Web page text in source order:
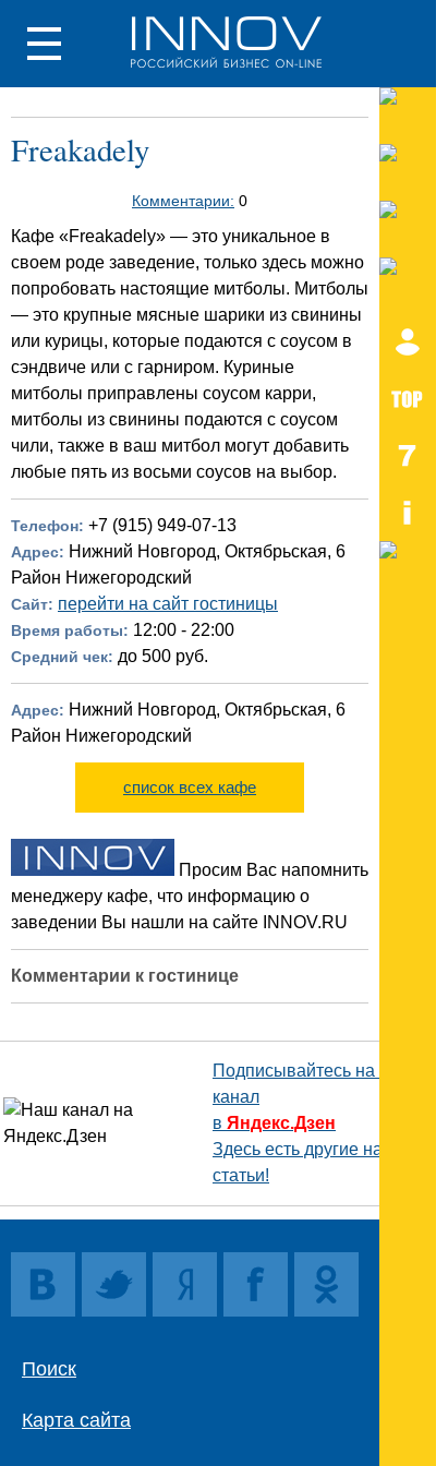
Freakadely
Комментарии: 0
Кафе «Freakadely» — это уникальное в
своем роде заведение, только здесь можно
попробовать настоящие митболы. Митболы
— это крупные мясные шарики из свинины
или курицы, которые подаются с соусом в
сэндвиче или с гарниром. Куриные
митболы приправлены соусом карри,
митболы из свинины подаются с соусом
чили, также в ваш митбол могут добавить
любые пять из восьми соусов на выбор.
Телефон: +7 (915) 949-07-13
Адрес: Нижний Новгород, Октябрьская, 6
Район Нижегородский
Сайт: перейти на сайт гостиницы
Время работы: 12:00 - 22:00
Средний чек: до 500 руб.
Адрес: Нижний Новгород, Октябрьская, 6
Район Нижегородский
список всех кафе
Просим Вас напомнить
менеджеру кафе, что информацию о
заведении Вы нашли на сайте INNOV.RU
Комментарии к гостинице
Подписывайтесь на наш
канал
в Яндекс.Дзен
Здесь есть другие наши
статьи!
Поиск
Карта сайта